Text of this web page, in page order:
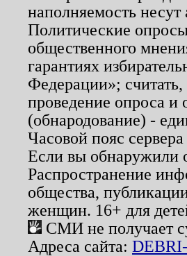
наполняемость несут
Политические
общественного
гарантиях
Федерации»;
проведение опроса
(обнародование) -
Часовой пояс
Если вы обнаружили
Распространение
общества,
женщин. 16+ для
СМИ не получает
Адреса сайта: